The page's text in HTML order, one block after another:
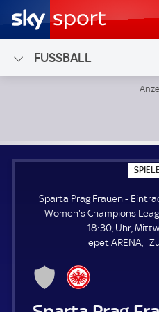
FUSSBALL
Sparta Prag Frauen -
Women's Champions
18:30, Uhr,
epet ARENA